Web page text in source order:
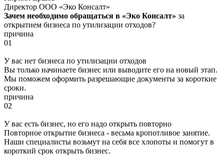
Директор ООО «Эко Консалт»
Зачем необходимо обращаться в «Эко Консалт» за
открытием бизнеса по утилизации отходов?
причина
01
У вас нет бизнеса по утилизации отходов
Вы только начинаете бизнес или выводите его на новый этап.
Мы поможем оформить разрешающие документы за короткие
сроки.
причина
02
У вас есть бизнес, но его надо открыть повторно
Повторное открытие бизнеса - весьма кропотливое занятие.
Наши специалисты возьмут на себя все хлопоты и помогут в
короткий срок открыть бизнес.